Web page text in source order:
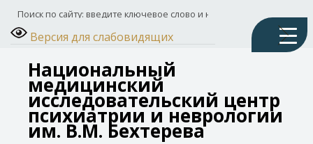
Версия для слабовидящих
Национальный
медицинский
исследовательский центр
психиатрии и неврологии
им. В.М. Бехтерева